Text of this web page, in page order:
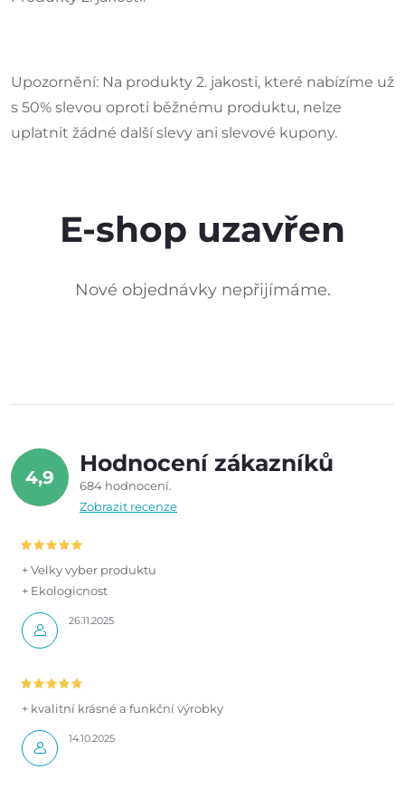
Upozornění: Na produkty 2. jakosti, které nabízíme už
s 50% slevou oproti běžnému produktu, nelze
uplatnit žádné další slevy ani slevové kupony.
E-shop uzavřen
Nové objednávky nepřijímáme.
4,9
Hodnocení zákazníků
684 hodnocení
Zobrazit recenze
26.11.2025
+ Velky vyber produktu
+ Ekologicnost
14.10.2025
+ kvalitní krásné a funkční výrobky